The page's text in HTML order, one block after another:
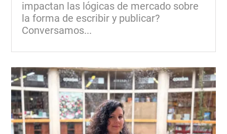
impactan las lógicas de mercado sobre
la forma de escribir y publicar?
Conversamos...